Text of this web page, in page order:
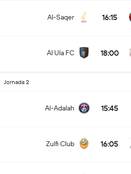
Al-Saqer 16:15
Al Ula FC 18:00
Jornada 2
Al-Adalah 15:45
Zulfi Club 16:05